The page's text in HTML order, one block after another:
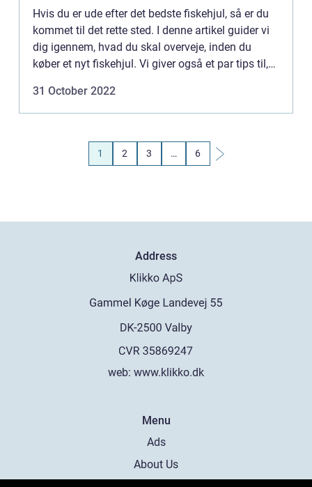
Hvis du er ude efter det bedste fiskehjul, så er du
kommet til det rette sted. I denne artikel guider vi
dig igennem, hvad du skal overveje, inden du
køber et nyt fiskehjul. Vi giver også et par tips til,
31 October 2022
1 2 3 … 6
Address
web: www.klikko.dk
Menu
Ads
About Us